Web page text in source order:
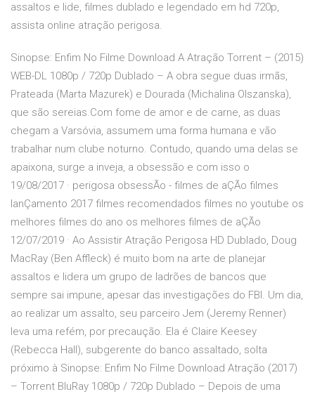
assaltos e lide, filmes dublado e legendado em hd 720p,
assista online atração perigosa.
Sinopse: Enfim No Filme Download A Atração Torrent – (2015)
WEB-DL 1080p / 720p Dublado – A obra segue duas irmãs,
Prateada (Marta Mazurek) e Dourada (Michalina Olszanska),
que são sereias.Com fome de amor e de carne, as duas
chegam a Varsóvia, assumem uma forma humana e vão
trabalhar num clube noturno. Contudo, quando uma delas se
apaixona, surge a inveja, a obsessão e com isso o
19/08/2017 · perigosa obsessÃo - filmes de aÇÃo filmes
lanÇamento 2017 filmes recomendados filmes no youtube os
melhores filmes do ano os melhores filmes de aÇÃo
12/07/2019 · Ao Assistir Atração Perigosa HD Dublado, Doug
MacRay (Ben Affleck) é muito bom na arte de planejar
assaltos e lidera um grupo de ladrões de bancos que
sempre sai impune, apesar das investigações do FBI. Um dia,
ao realizar um assalto, seu parceiro Jem (Jeremy Renner)
leva uma refém, por precaução. Ela é Claire Keesey
(Rebecca Hall), subgerente do banco assaltado, solta
próximo à Sinopse: Enfim No Filme Download Atração (2017)
– Torrent BluRay 1080p / 720p Dublado – Depois de uma